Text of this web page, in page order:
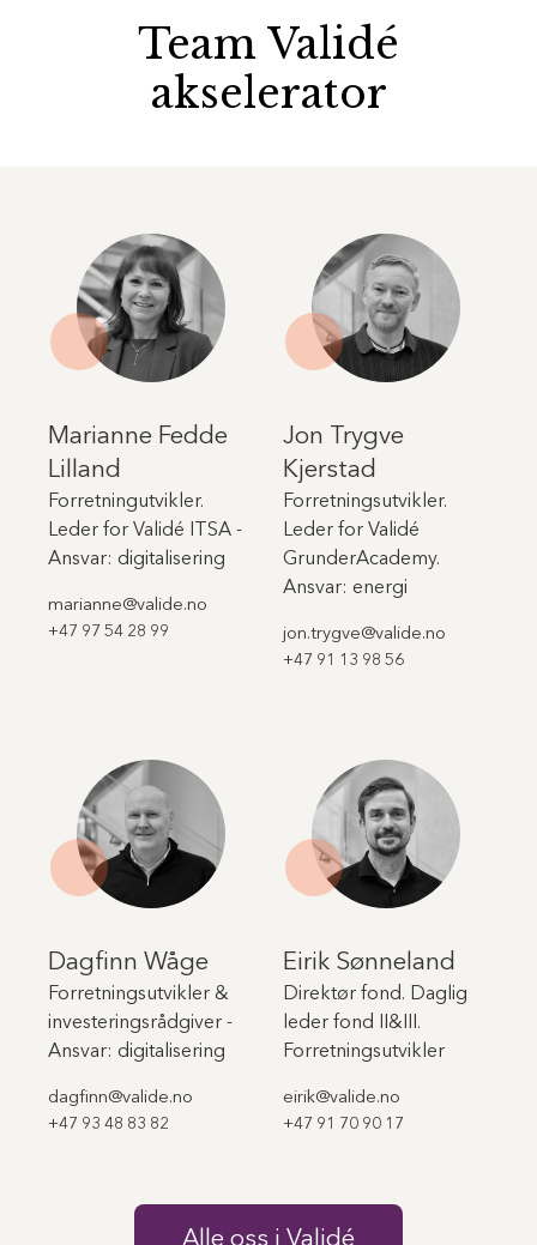
Team Validé
akselerator
Marianne Fedde
Lilland
Forretningutvikler.
Leder for Validé ITSA -
Ansvar: digitalisering
marianne@valide.no
+47 97 54 28 99
Jon Trygve
Kjerstad
Forretningsutvikler.
Leder for Validé
GrunderAcademy.
Ansvar: energi
jon.trygve@valide.no
+47 91 13 98 56
Dagfinn Wåge
Forretningsutvikler &
investeringsrådgiver -
Ansvar: digitalisering
dagfinn@valide.no
+47 93 48 83 82
Eirik Sønneland
Direktør fond. Daglig
leder fond II&III.
Forretningsutvikler
eirik@valide.no
+47 91 70 90 17
Alle oss i Validé